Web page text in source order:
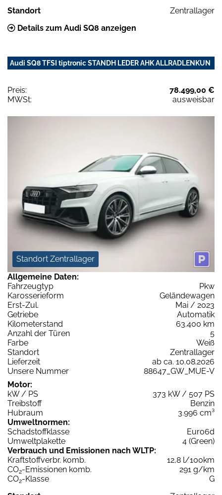
Standort
Zentrallager
Details zum Audi SQ8 anzeigen
Audi SQ8 TFSI tiptronic STANDH LEDER AHK ALLRADLENKUN
Preis:
78.499,00 €
MWSt:
ausweisbar
Standort Zentrallager
Allgemeine Daten:
Fahrzeugtyp
Pkw
Karosserieform
Geländewagen
Erst-Zul.
Mai / 2023
Getriebe
Automatik
Kilometerstand
63.400 km
Anzahl der Türen
5
Farbe
Weiß
Standort
Zentrallager
Lieferzeit
ab ca. 10.08.2026
Unsere Nummer
88647_GW_MUE-V
Motor:
kW / PS
373 kW / 507 PS
Treibstoff
Benzin
Hubraum
3.996 cm³
Umweltnormen:
Schadstoffklasse
Euro6d
Umweltplakette
4 (Green)
Verbrauch und Emissionen nach WLTP:
Kraftstoffverbr. komb.
12,8 l/100km
CO2-Emissionen komb.
291 g/km
CO2-Klasse
G